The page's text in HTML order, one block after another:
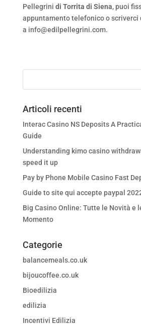
Pellegrini di Torrita di Siena, puoi
appuntamento telefonico o scriverci
a info@edilpellegrini.com.
Articoli recenti
Interac Casino NS Deposits A
Guide
Understanding kimo casino
speed it up
Pay by Phone Mobile Casino Fast
Guide to site qui accepte paypal
Big Casino Online: Tutte le Novità e
Momento
Categorie
balancemeals.co.uk
bijoucoffee.co.uk
Bioedilizia
edilizia
Incentivi Edilizia